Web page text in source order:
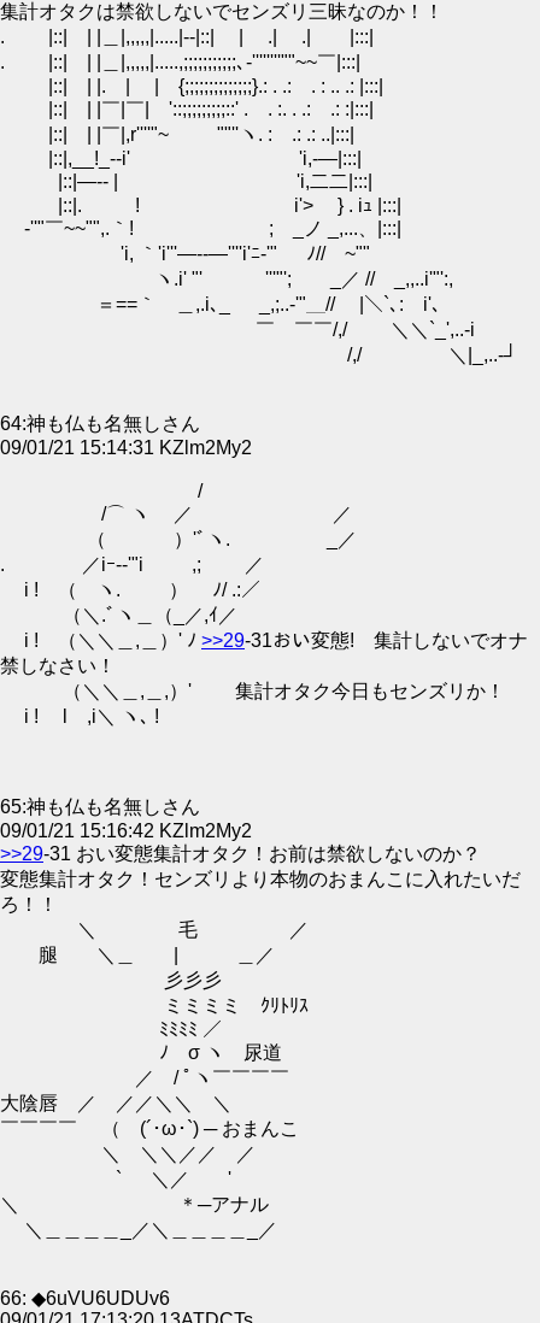
集計オタクは禁欲しないでセンズリ三昧なのか！！
. |::| | |＿|,,,,,|.....|--|::| | .| .| |:::|
. |::| | |＿|,,,,,|.....,;;;;;;;;;;;､‐''''''''""~~￣|:::|
|::| | |. | | {;;;;;;;;;;;;;;}.: . .: . : .. .: |:::|
|::| | |￣|￣| '::;;;;;;;;;::' . . :. . .: .: :|:::|
|::| | |￣|,r''''"~ ""''ヽ. : .: .: ..|:::|
|::|,__!_--i' 'i,-―|:::|
|::|―-- | 'i,二二|:::|
|::|. ! i'> } . iｭ |:::|
-''"￣~~"",.｀! ; _ノ _,...、|:::|
'i, ｀'i'''―--―''''i'ﾆ-'" ﾉ//￣~""
ヽ.i' "' '''"'; _／ // _,,..i'"':,
＝==｀ゝ＿,.i､_ _,;..-'"＿// |＼`､: i'､
￣ ￣￣/,/ ＼＼`_',..-i
/,/ ＼|_,..-┘
64:神も仏も名無しさん
09/01/21 15:14:31 KZlm2My2
/
/⌒ ヽ ／ ／
（ ）'ﾞヽ. _／
. ／iｰ-‐'"i ,; ／
i ! （ ヽ. ） ﾉ/ .:／
（＼.ﾞヽ＿（_／,ｲ／
i ! （＼＼＿,＿）' ﾉ >>29-31おい変態! 集計しないでオナ
禁しなさい！
（＼＼＿,＿,）' 集計オタク今日もセンズリか！
i ! l ,i＼ ヽ､ !
65:神も仏も名無しさん
09/01/21 15:16:42 KZlm2My2
>>29-31 おい変態集計オタク！お前は禁欲しないのか？
変態集計オタク！センズリより本物のおまんこに入れたいだ
ろ！！
＼ 毛 ／
腿 ＼＿ | ＿／
彡彡彡
ミミミミ ｸﾘﾄﾘｽ
ﾐﾐﾐﾐ ／￣￣￣￣
ﾉ σ ヽ 尿道
／ / ﾟヽ￣￣￣￣
大陰唇 ／ ／／＼＼ ＼
￣￣￣￣ （ (´･ω･`) ─ おまんこ
＼ ＼＼／／ ／
` ＼／ '
＼ ＊─アナル
＼＿＿＿＿_／＼＿＿＿＿_／
66: ◆6uVU6UDUv6